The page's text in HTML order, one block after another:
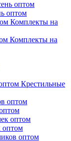
оптом
Комплекты на
Комплекты на
Крестильные
оптом